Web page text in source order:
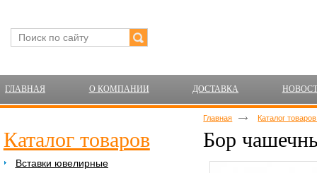
ГЛАВНАЯ О КОМПАНИИ ДОСТАВКА
Каталог товаров
Вставки ювелирные
Главная Каталог
Бор